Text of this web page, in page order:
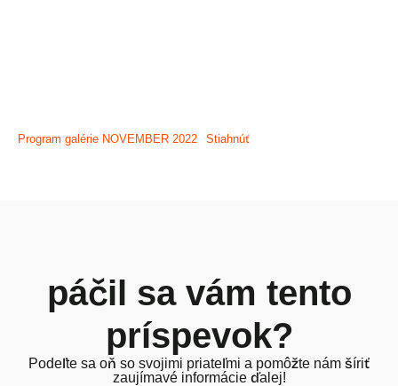
Program galérie NOVEMBER 2022 Stiahnúť
páčil sa vám tento
príspevok?
Podeľte sa oň so svojimi priateľmi a pomôžte nám šíriť
zaujímavé informácie ďalej!